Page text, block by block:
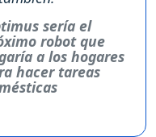
sería el
robot que
a los hogares
hacer tareas